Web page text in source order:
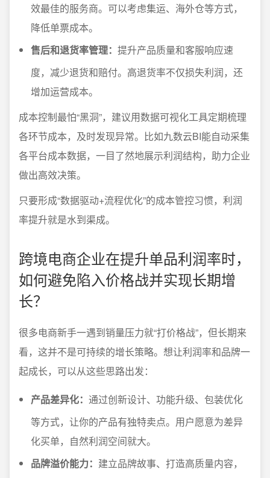
效最佳的服务商。可以考虑集运、海外仓等方式，
降低单票成本。
售后和退货率管理： 提升产品质量和客服响应速
度，减少退货和赔付。高退货率不仅损失利润，还
增加运营成本。
成本控制最怕“黑洞”，建议用数据可视化工具定期梳理
各环节成本，及时发现异常。比如九数云BI能自动采集
各平台成本数据，一目了然地展示利润结构，助力企业
做出高效决策。
只要形成“数据驱动+流程优化”的成本管控习惯，利润
率提升就是水到渠成。
跨境电商企业在提升单品利润率时，
如何避免陷入价格战并实现长期增
长？
很多电商新手一遇到销量压力就“打价格战”，但长期来
看，这并不是可持续的增长策略。想让利润率和品牌一
起成长，可以从这些思路出发：
产品差异化： 通过创新设计、功能升级、包装优化
等方式，让你的产品有独特卖点。用户愿意为差异
化买单，自然利润空间就大。
品牌溢价能力： 建立品牌故事、打造高质量内容，